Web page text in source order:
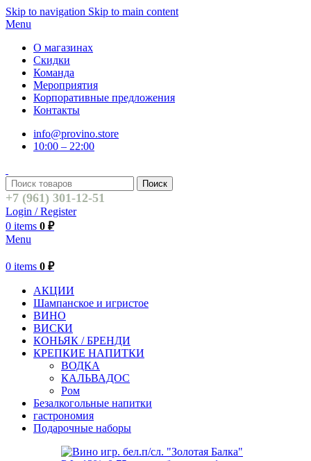
Skip to navigation Skip to main content
Menu
О магазинах
Скидки
Команда
Мероприятия
Корпоративные предложения
Контакты
info@provino.store
10:00 – 22:00
Поиск
+7 (961) 301-12-51
Login / Register
0 items 0 ₽
Menu
0 items 0 ₽
АКЦИИ
Шампанское и игристое
ВИНО
ВИСКИ
КОНЬЯК / БРЕНДИ
КРЕПКИЕ НАПИТКИ
ВОДКА
КАЛЬВАДОС
Ром
Безалкогольные напитки
гастрономия
Подарочные наборы